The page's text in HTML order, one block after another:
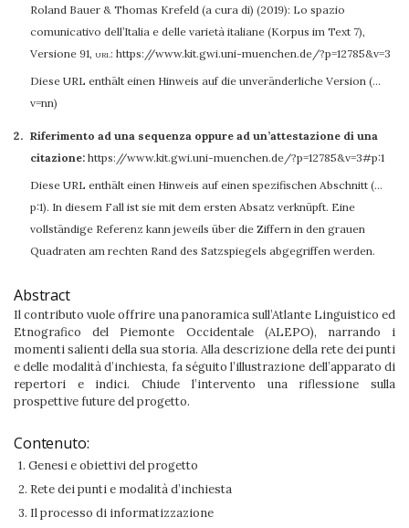
Roland Bauer & Thomas Krefeld (a cura di) (2019): Lo spazio
comunicativo dell’Italia e delle varietà italiane (Korpus im Text 7),
Versione 91, url: https://www.kit.gwi.uni-muenchen.de/?p=12785&v=3
Diese URL enthält einen Hinweis auf die unveränderliche Version (…
v=nn)
Riferimento ad una sequenza oppure ad un’attestazione di una
citazione: https://www.kit.gwi.uni-muenchen.de/?p=12785&v=3#p:1
Diese URL enthält einen Hinweis auf einen spezifischen Abschnitt (…
p:1). In diesem Fall ist sie mit dem ersten Absatz verknüpft. Eine
vollständige Referenz kann jeweils über die Ziffern in den grauen
Quadraten am rechten Rand des Satzspiegels abgegriffen werden.
Abstract
Il contributo vuole offrire una panoramica sull’Atlante Linguistico ed
Etnografico del Piemonte Occidentale (ALEPO), narrando i
momenti salienti della sua storia. Alla descrizione della rete dei punti
e delle modalità d’inchiesta, fa séguito l’illustrazione dell’apparato di
repertori e indici. Chiude l’intervento una riflessione sulla
prospettive future del progetto.
Contenuto:
1. Genesi e obiettivi del progetto
2. Rete dei punti e modalità d’inchiesta
3. Il processo di informatizzazione